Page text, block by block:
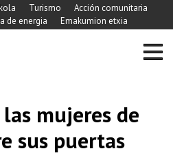
Turismo
Acción comunitaria
de energia Emakumion etxia
las mujeres de
sus puertas